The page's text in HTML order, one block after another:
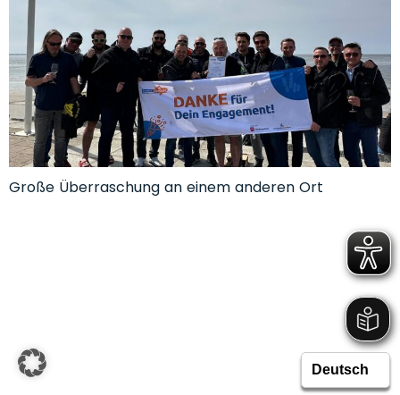
Große Überraschung an einem anderen Ort